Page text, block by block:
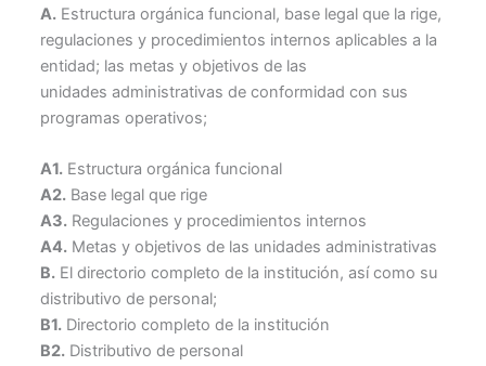
A. Estructura orgánica funcional, base legal que la rige,
regulaciones y procedimientos internos aplicables a la
entidad; las metas y objetivos de las
unidades administrativas de conformidad con sus
programas operativos;
A1. Estructura orgánica funcional
A2. Base legal que rige
A3. Regulaciones y procedimientos internos
A4. Metas y objetivos de las unidades administrativas
B. El directorio completo de la institución, así como su
distributivo de personal;
B1. Directorio completo de la institución
B2. Distributivo de personal